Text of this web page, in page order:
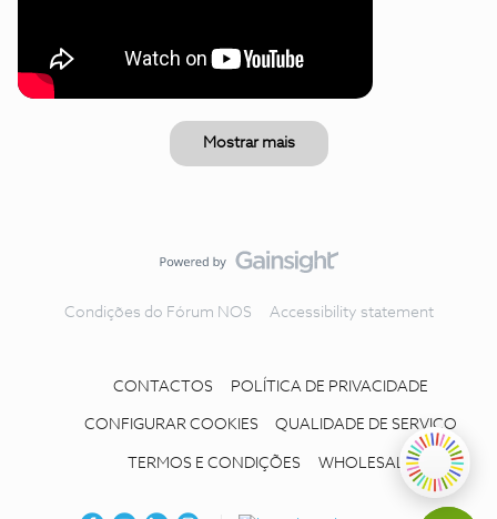
Mostrar mais
Condições do Fórum NOS Accessibility statement
CONTACTOS POLÍTICA DE PRIVACIDADE
CONFIGURAR COOKIES QUALIDADE DE SERVIÇO
TERMOS E CONDIÇÕES WHOLESALE